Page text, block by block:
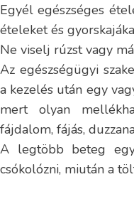
Egyél egészséges
ételeket és
Ne viselj rúzst vagy
Az egészségügyi
a kezelés után egy
mert olyan
fájdalom, fájás,
A legtöbb beteg
csókolózni, miután a